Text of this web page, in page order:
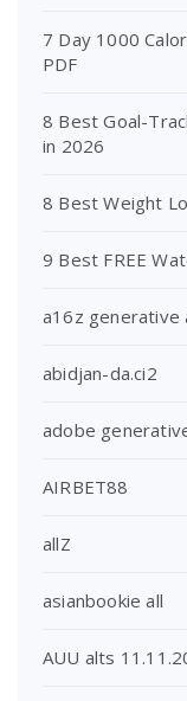
7 Day 1000
PDF
8 Best Goal-
in 2026
8 Best Weight
9 Best FREE
a16z generative
abidjan-da.ci2
adobe
AIRBET88
allZ
asianbookie all
AUU alts